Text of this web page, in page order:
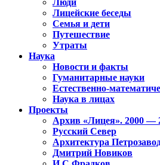
Лицейские беседы
Семья и дети
Путешествие
Утраты
Наука
Новости и факты
Гуманитарные науки
Естественно-
Наука в лицах
Проекты
Архив «Лицея». 2000 —
Русский Север
Архитектура
Дмитрий Новиков